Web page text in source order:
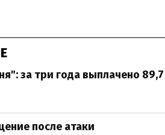
за три года выплачено
после атаки